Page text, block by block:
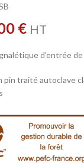
€ HT
d’entrée
pin traité autoclave